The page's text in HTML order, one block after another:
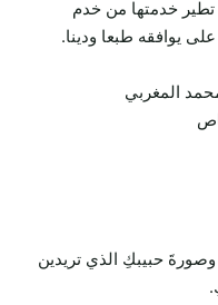
تطير خدمتها من خدم
يوافقه طبعا ودينا.
المغربي
حبيبكِ الذي تريدين